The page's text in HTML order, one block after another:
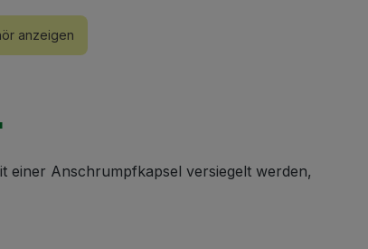
anzeigen
einer Anschrumpfkapsel versiegelt werden,